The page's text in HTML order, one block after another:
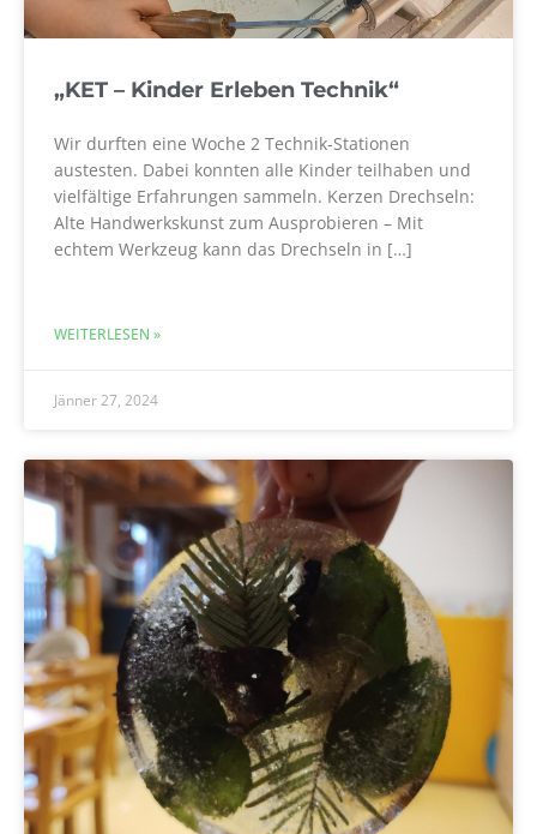
„KET – Kinder Erleben Technik“
Wir durften eine Woche 2 Technik-Stationen
austesten. Dabei konnten alle Kinder teilhaben und
vielfältige Erfahrungen sammeln. Kerzen Drechseln:
Alte Handwerkskunst zum Ausprobieren – Mit
echtem Werkzeug kann das Drechseln in […]
WEITERLESEN »
Jänner 27, 2024